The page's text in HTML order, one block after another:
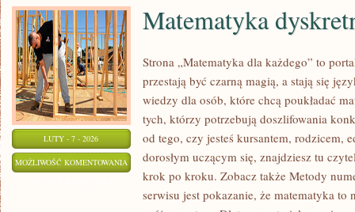
LUTY - 7 - 2026
MOŻLIWOŚĆ KOMENTOWANIA MATEMATYKA
DYSKRETNA
Matematyka
Strona „Matematyka dla każdego” to
przestają być czarną magią, a stają się
wiedzy dla osób, które chcą poukładać
tych, którzy potrzebują doszlifowania
od tego, czy jesteś kursantem, rodzicem,
dorosłym uczącym się, znajdziesz tu
krok po kroku. Zobacz także Metody
serwisu jest pokazanie, że matematyka